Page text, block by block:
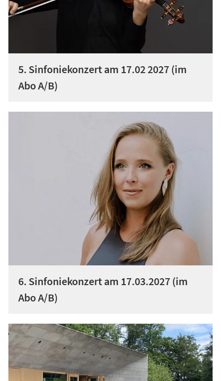
5. Sinfoniekonzert am 17.02 2027 (im
Abo A/B)
6. Sinfoniekonzert am 17.03.2027 (im
Abo A/B)